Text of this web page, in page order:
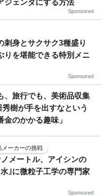
ジェンダにする方法
Sponsored
刺身とサクサク3種盛り
りを堪能できる特別メニ
Sponsored
、旅行でも、美術品収集
樹が手を出すなという
金のかかる趣味」
メーカーの挑戦
メートル、アイシンの
｣に微粒子工学の専門家
Sponsored